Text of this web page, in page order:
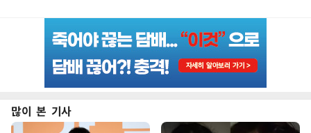
많이 본 기사